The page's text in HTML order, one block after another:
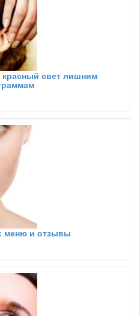
свет лишним
меню и отзывы